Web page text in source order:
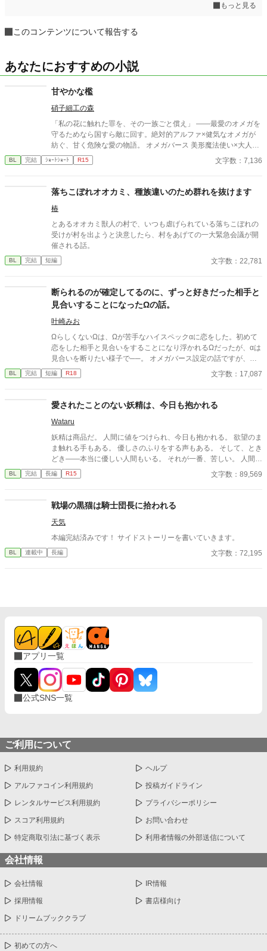
もっと見る
このコンテンツについて報告する
あなたにおすすめの小説
甘やかな檻
硝子細工の森
「私の花に触れた罪を、その一族ごと償え」 ――最愛のオメガを
守るためなら国すら敵に回す。絶対的アルファ×健気なオメガが
紡ぐ、甘く危険な愛の物語。 オメガバース 美形魔法使い×大人し
い異世界転移者元司書 魔法世界×獣人世界
BL 完結 ｼｮｰﾄｼｮｰﾄ R15 文字数：7,136
落ちこぼれオオカミ、種族違いのため群れを抜けます
椿
とあるオオカミ獣人の村で、いつも虐げられている落ちこぼれの
受けが村を出ようと決意したら、村をあげての一大緊急会議が開
催される話。
BL 完結 短編 文字数：22,781
断られるのが確定してるのに、ずっと好きだった相手と
見合いすることになったΩの話。
叶崎みお
ΩらしくないΩは、Ωが苦手なハイスペックαに恋をした。初めて
恋をした相手と見合いをすることになり浮かれるΩだったが、αは
見合いを断りたい様子で──。 オメガバース設定の話ですが、作
中ではヒートしてません。両片想いのハピエンです。 他サイト様
にも投稿しております。
BL 完結 短編 R18 文字数：17,087
愛されたことのない妖精は、今日も抱かれる
Wataru
妖精は商品だ。 人間に値をつけられ、今日も抱かれる。 欲望のま
ま触れる手もある。 優しさのふりをする声もある。 そして、とき
どき――本当に優しい人間もいる。 それが一番、苦しい。 人間に
消費されることには慣れている。 傷つくことにも。 それでも恋を
してしまう。 抱かれなくてもいい。 選ばれなくてもいい。 ただ
る、 檻の中の妖精たちの切ないBL短編集。
BL 完結 長編 R15 文字数：89,569
戦場の黒猫は騎士団長に拾われる
天気
本編完結済みです！ サイドストーリーを書いていきます。
BL 連載中 長編 文字数：72,195
アプリ一覧
公式SNS一覧
ご利用について
利用規約 ヘルプ
アルファコイン利用規約 投稿ガイドライン
レンタルサービス利用規約 プライバシーポリシー
スコア利用規約 お問い合わせ
特定商取引法に基づく表示 利用者情報の外部送信について
会社情報
会社情報 IR情報
採用情報 書店様向け
ドリームブッククラブ
初めての方へ